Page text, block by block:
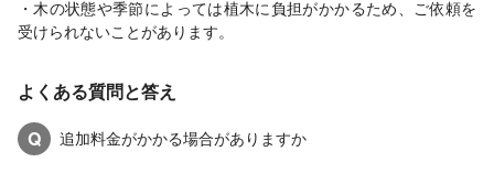
・木の状態や季節によっては植木に負担がかかるため、ご依頼を
受けられないことがあります。
よくある質問と答え
Q
追加料金がかかる場合がありますか